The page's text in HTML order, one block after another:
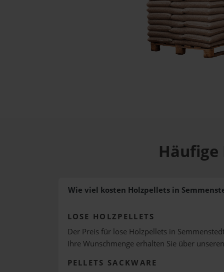
Häufige
Wie viel kosten Holzpellets in
LOSE HOLZPELLETS
Der Preis für lose Holzpellets in
Ihre Wunschmenge erhalten Sie über unseren
PELLETS SACKWARE